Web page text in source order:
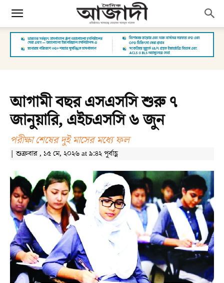
আগামী বছর এসএসসি শুরু ৭
জানুয়ারি, এইচএসসি ৬ জুন
পরীক্ষা শেষের দুই মাসের মধ্যে ফল
| শুক্রবার , ১৫ মে, ২০২৬ at ৯:৪২ পূর্বাহ্ণ